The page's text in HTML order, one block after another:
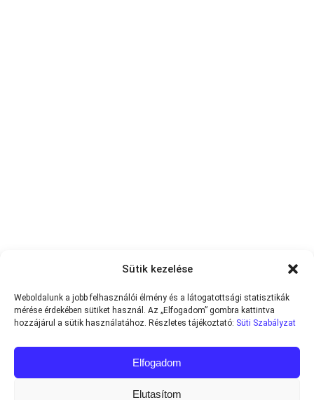
Sütik kezelése
Weboldalunk a jobb felhasználói élmény és a látogatottsági statisztikák
mérése érdekében sütiket használ. Az „Elfogadom” gombra kattintva
hozzájárul a sütik használatához. Részletes tájékoztató: Süti Szabályzat
Elfogadom
Elutasítom